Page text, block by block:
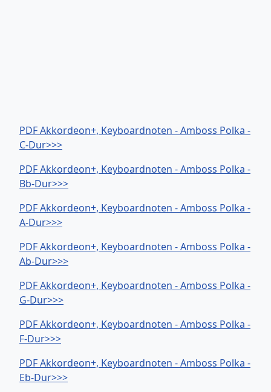
PDF Akkordeon+, Keyboardnoten - Amboss Polka -
C-Dur>>>
PDF Akkordeon+, Keyboardnoten - Amboss Polka -
Bb-Dur>>>
PDF Akkordeon+, Keyboardnoten - Amboss Polka -
A-Dur>>>
PDF Akkordeon+, Keyboardnoten - Amboss Polka -
Ab-Dur>>>
PDF Akkordeon+, Keyboardnoten - Amboss Polka -
G-Dur>>>
PDF Akkordeon+, Keyboardnoten - Amboss Polka -
F-Dur>>>
PDF Akkordeon+, Keyboardnoten - Amboss Polka -
Eb-Dur>>>